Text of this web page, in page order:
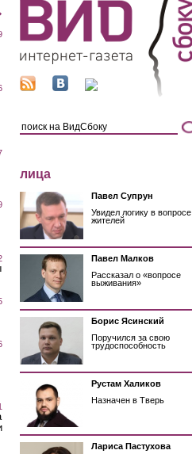
лица
Павел Супрун
Увидел логику в вопросе
жителей
Павел Малков
Рассказал о «вопросе
выживания»
Борис Ясинский
Поручился за свою
трудоспособность
Рустам Халиков
Назначен в Тверь
Лариса Пастухова